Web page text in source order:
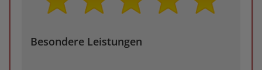
Besondere Leistungen